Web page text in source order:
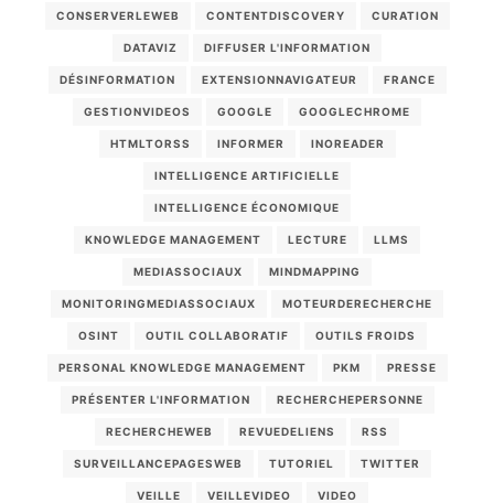
CONSERVERLEWEB CONTENTDISCOVERY CURATION
DATAVIZ DIFFUSER L'INFORMATION
DÉSINFORMATION EXTENSIONNAVIGATEUR FRANCE
GESTIONVIDEOS GOOGLE GOOGLECHROME
HTMLTORSS INFORMER INOREADER
INTELLIGENCE ARTIFICIELLE
INTELLIGENCE ÉCONOMIQUE
KNOWLEDGE MANAGEMENT LECTURE LLMS
MEDIASSOCIAUX MINDMAPPING
MONITORINGMEDIASSOCIAUX MOTEURDERECHERCHE
OSINT OUTIL COLLABORATIF OUTILS FROIDS
PERSONAL KNOWLEDGE MANAGEMENT PKM PRESSE
PRÉSENTER L'INFORMATION RECHERCHEPERSONNE
RECHERCHEWEB REVUEDELIENS RSS
SURVEILLANCEPAGESWEB TUTORIEL TWITTER
VEILLE VEILLEVIDEO VIDEO